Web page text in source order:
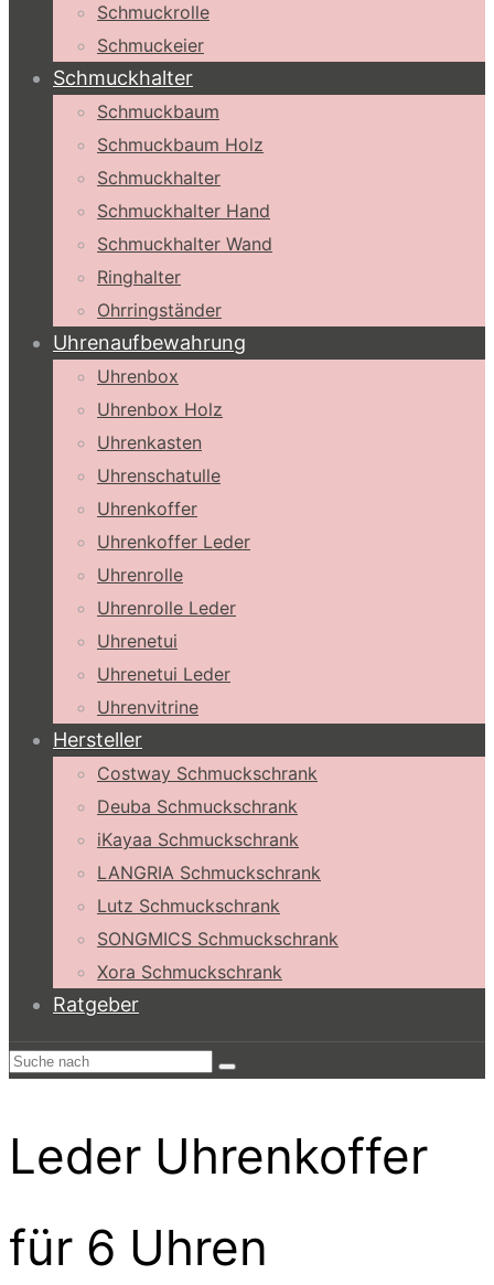
Schmuckrolle
Schmuckeier
Schmuckhalter
Schmuckbaum
Schmuckbaum Holz
Schmuckhalter
Schmuckhalter Hand
Schmuckhalter Wand
Ringhalter
Ohrringständer
Uhrenaufbewahrung
Uhrenbox
Uhrenbox Holz
Uhrenkasten
Uhrenschatulle
Uhrenkoffer
Uhrenkoffer Leder
Uhrenrolle
Uhrenrolle Leder
Uhrenetui
Uhrenetui Leder
Uhrenvitrine
Hersteller
Costway Schmuckschrank
Deuba Schmuckschrank
iKayaa Schmuckschrank
LANGRIA Schmuckschrank
Lutz Schmuckschrank
SONGMICS Schmuckschrank
Xora Schmuckschrank
Ratgeber
Leder Uhrenkoffer
für 6 Uhren